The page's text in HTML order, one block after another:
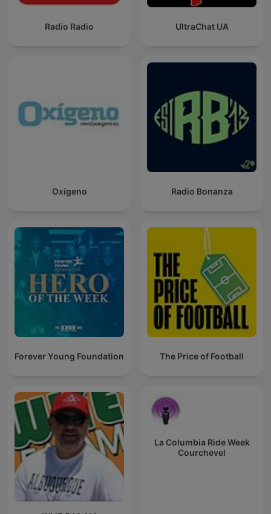
Radio Radio UltraChat UA
Oxígeno Radio Bonanza
Forever Young Foundation The Price of Football
La Columbia Ride Week
Courchevel